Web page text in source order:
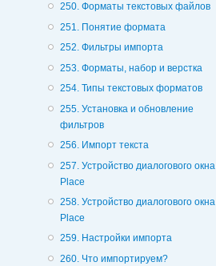
250. Форматы текстовых файлов
251. Понятие формата
252. Фильтры импорта
253. Форматы, набор и верстка
254. Типы текстовых форматов
255. Установка и обновление
фильтров
256. Импорт текста
257. Устройство диалогового окна
Place
258. Устройство диалогового окна
Place
259. Настройки импорта
260. Что импортируем?